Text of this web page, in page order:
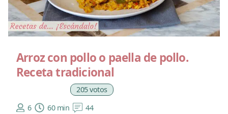
Arroz con pollo o paella de pollo.
Receta tradicional
205 votos
6
60 min 44